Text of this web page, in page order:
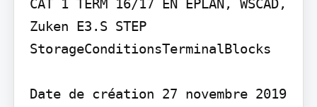
CAT 1 TERM 16/17 EN EPLAN, WSCAD,
Zuken E3.S STEP
StorageConditionsTerminalBlocks
Date de création 27 novembre 2019